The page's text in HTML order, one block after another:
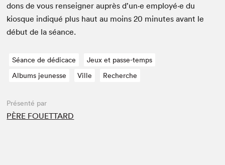
dons de vous ren­seign­er auprès d’un·e employé·e du
kiosque indiqué plus haut au moins20 min­utes avant le
début de la séance.
Séance de dédicace
Jeux et passe-temps
Albums jeunesse
Ville Recherche
Présenté par
PÈRE FOUETTARD